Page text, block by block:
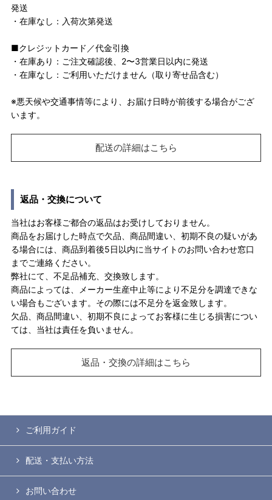
発送
・在庫なし：入荷次第発送
■クレジットカード／代金引換
・在庫あり：ご注文確認後、2〜3営業日以内に発送
・在庫なし：ご利用いただけません（取り寄せ品含む）
※悪天候や交通事情等により、お届け日時が前後する場合がござ
います。
配送の詳細はこちら
返品・交換について
当社はお客様ご都合の返品はお受けしておりません。
商品をお届けした時点で欠品、商品間違い、初期不良の疑いがあ
る場合には、商品到着後5日以内に当サイトのお問い合わせ窓口
までご連絡ください。
弊社にて、不足品補充、交換致します。
商品によっては、メーカー生産中止等により不足分を調達できな
い場合もございます。その際には不足分を返金致します。
欠品、商品間違い、初期不良によってお客様に生じる損害につい
ては、当社は責任を負いません。
返品・交換の詳細はこちら
ご利用ガイド
配送・支払い方法
お問い合わせ